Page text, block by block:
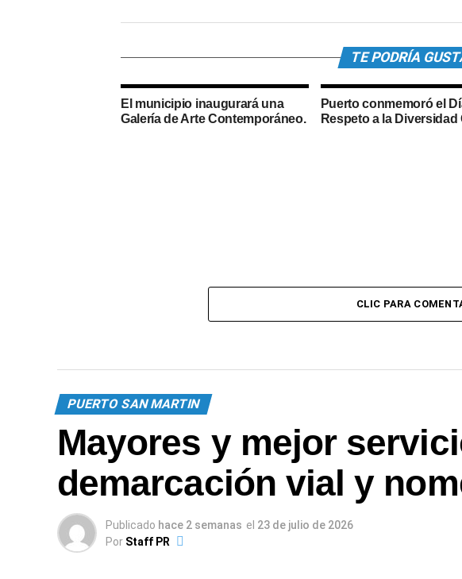
TE PODRÍA
El municipio inaugurará una
Galería de Arte Contemporáneo.
Puerto conmemoró el
Respeto a la Diversidad
CLIC PARA
PUERTO SAN MARTIN
Mayores y mejor
demarcación vial y
Publicado hace 2 semanas el 23 de julio de 2026
Por Staff PR